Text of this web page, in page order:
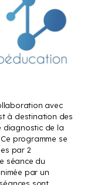
avec
à destination des
diagnostic de la
programme se
par 2
séance du
par un